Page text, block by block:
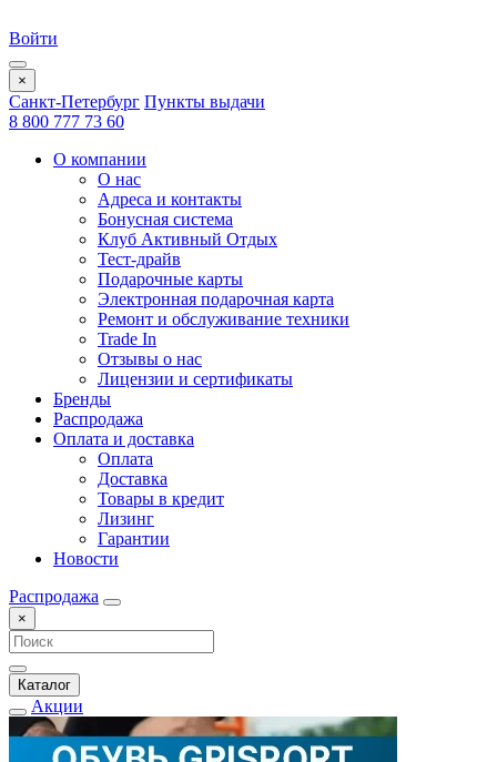
Войти
×
Санкт-Петербург Пункты выдачи
8 800 777 73 60
О компании
О нас
Адреса и контакты
Бонусная система
Клуб Активный Отдых
Тест-драйв
Подарочные карты
Электронная подарочная карта
Ремонт и обслуживание техники
Trade In
Отзывы о нас
Лицензии и сертификаты
Бренды
Распродажа
Оплата и доставка
Оплата
Доставка
Товары в кредит
Лизинг
Гарантии
Новости
Распродажа
×
Каталог
Акции